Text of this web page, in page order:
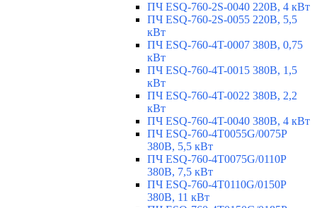
ПЧ ESQ-760-2S-0040 220В, 4 кВт
ПЧ ESQ-760-2S-0055 220В, 5,5
кВт
ПЧ ESQ-760-4T-0007 380В, 0,75
кВт
ПЧ ESQ-760-4T-0015 380В, 1,5
кВт
ПЧ ESQ-760-4T-0022 380В, 2,2
кВт
ПЧ ESQ-760-4T-0040 380В, 4 кВт
ПЧ ESQ-760-4T0055G/0075P
380В, 5,5 кВт
ПЧ ESQ-760-4T0075G/0110P
380В, 7,5 кВт
ПЧ ESQ-760-4T0110G/0150P
380В, 11 кВт